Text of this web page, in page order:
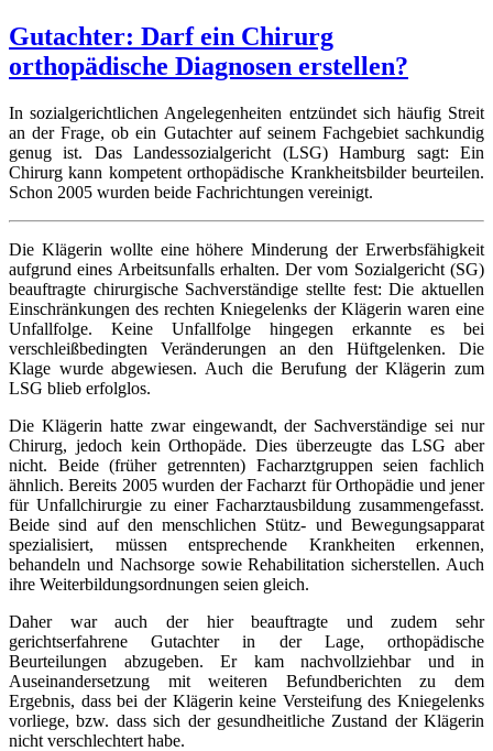
Gutachter: Darf ein Chirurg
orthopädische Diagnosen erstellen?
In sozialgerichtlichen Angelegenheiten entzündet sich häufig Streit
an der Frage, ob ein Gutachter auf seinem Fachgebiet sachkundig
genug ist. Das Landessozialgericht (LSG) Hamburg sagt: Ein
Chirurg kann kompetent orthopädische Krankheitsbilder beurteilen.
Schon 2005 wurden beide Fachrichtungen vereinigt.
Die Klägerin wollte eine höhere Minderung der Erwerbsfähigkeit
aufgrund eines Arbeitsunfalls erhalten. Der vom Sozialgericht (SG)
beauftragte chirurgische Sachverständige stellte fest: Die aktuellen
Einschränkungen des rechten Kniegelenks der Klägerin waren eine
Unfallfolge. Keine Unfallfolge hingegen erkannte es bei
verschleißbedingten Veränderungen an den Hüftgelenken. Die
Klage wurde abgewiesen. Auch die Berufung der Klägerin zum
LSG blieb erfolglos.
Die Klägerin hatte zwar eingewandt, der Sachverständige sei nur
Chirurg, jedoch kein Orthopäde. Dies überzeugte das LSG aber
nicht. Beide (früher getrennten) Facharztgruppen seien fachlich
ähnlich. Bereits 2005 wurden der Facharzt für Orthopädie und jener
für Unfallchirurgie zu einer Facharztausbildung zusammengefasst.
Beide sind auf den menschlichen Stütz- und Bewegungsapparat
spezialisiert, müssen entsprechende Krankheiten erkennen,
behandeln und Nachsorge sowie Rehabilitation sicherstellen. Auch
ihre Weiterbildungsordnungen seien gleich.
Daher war auch der hier beauftragte und zudem sehr
gerichtserfahrene Gutachter in der Lage, orthopädische
Beurteilungen abzugeben. Er kam nachvollziehbar und in
Auseinandersetzung mit weiteren Befundberichten zu dem
Ergebnis, dass bei der Klägerin keine Versteifung des Kniegelenks
vorliege, bzw. dass sich der gesundheitliche Zustand der Klägerin
nicht verschlechtert habe.